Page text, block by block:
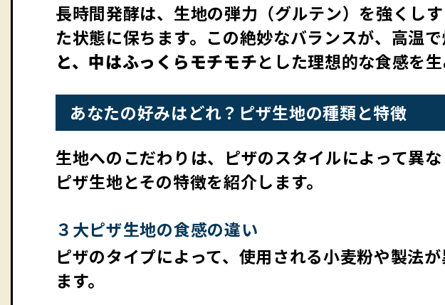
長時間発酵は、生地の弾力（グルテン）を強くし
た状態に保ちます。この絶妙なバランスが、高温
と、中はふっくらモチモチとした理想的な食感を生
あなたの好みはどれ？ピザ生地の種類と特徴
生地へのこだわりは、ピザのスタイルによって異
ピザ生地とその特徴を紹介します。
３大ピザ生地の食感の違い
ピザのタイプによって、使用される小麦粉や製法
ます。